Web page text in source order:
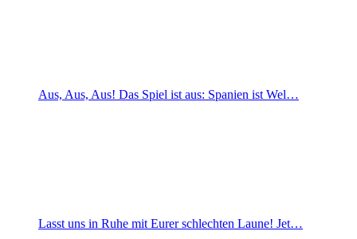
Aus, Aus, Aus! Das Spiel ist aus: Spanien ist Wel…
Lasst uns in Ruhe mit Eurer schlechten Laune! Jet…